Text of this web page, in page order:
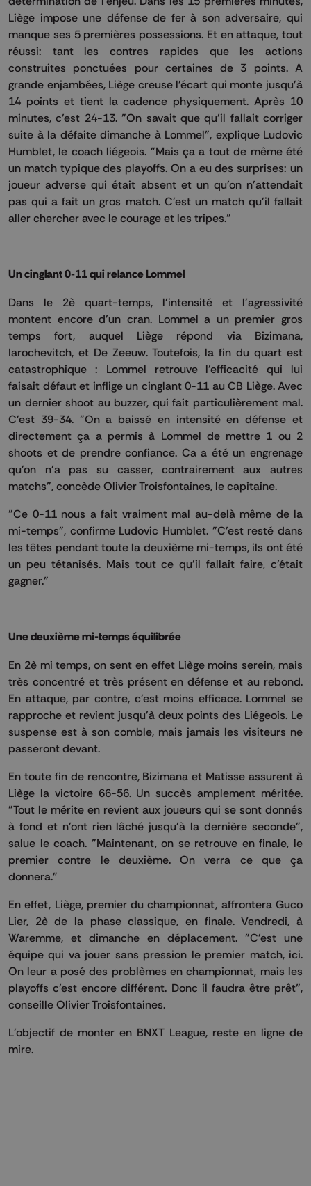
Liège impose une défense de fer à son adversaire, qui
manque ses 5 premières possessions. Et en attaque, tout
réussi: tant les contres rapides que les actions
construites ponctuées pour certaines de 3 points. A
grande enjambées, Liège creuse l'écart qui monte jusqu'à
14 points et tient la cadence physiquement. Après 10
minutes, c'est 24-13. "On savait que qu'il fallait corriger
suite à la défaite dimanche à Lommel", explique Ludovic
Humblet, le coach liégeois. "Mais ça a tout de même été
un match typique des playoffs. On a eu des surprises: un
joueur adverse qui était absent et un qu'on n'attendait
pas qui a fait un gros match. C'est un match qu'il fallait
aller chercher avec le courage et les tripes."
Un cinglant 0-11 qui relance Lommel
Dans le 2è quart-temps, l'intensité et l'agressivité
montent encore d'un cran. Lommel a un premier gros
temps fort, auquel Liège répond via Bizimana,
Iarochevitch, et De Zeeuw. Toutefois, la fin du quart est
catastrophique : Lommel retrouve l'efficacité qui lui
faisait défaut et inflige un cinglant 0-11 au CB Liège. Avec
un dernier shoot au buzzer, qui fait particulièrement mal.
C'est 39-34. "On a baissé en intensité en défense et
directement ça a permis à Lommel de mettre 1 ou 2
shoots et de prendre confiance. Ca a été un engrenage
qu'on n'a pas su casser, contrairement aux autres
matchs", concède Olivier Troisfontaines, le capitaine.
"Ce 0-11 nous a fait vraiment mal au-delà même de la
mi-temps", confirme Ludovic Humblet. "C'est resté dans
les têtes pendant toute la deuxième mi-temps, ils ont été
un peu tétanisés. Mais tout ce qu'il fallait faire, c'était
gagner."
Une deuxième mi-temps équilibrée
En 2è mi temps, on sent en effet Liège moins serein, mais
très concentré et très présent en défense et au rebond.
En attaque, par contre, c'est moins efficace. Lommel se
rapproche et revient jusqu'à deux points des Liégeois. Le
suspense est à son comble, mais jamais les visiteurs ne
passeront devant.
En toute fin de rencontre, Bizimana et Matisse assurent à
Liège la victoire 66-56. Un succès amplement méritée.
"Tout le mérite en revient aux joueurs qui se sont donnés
à fond et n'ont rien lâché jusqu'à la dernière seconde",
salue le coach. "Maintenant, on se retrouve en finale, le
premier contre le deuxième. On verra ce que ça
donnera."
En effet, Liège, premier du championnat, affrontera Guco
Lier, 2è de la phase classique, en finale. Vendredi, à
Waremme, et dimanche en déplacement. "C'est une
équipe qui va jouer sans pression le premier match, ici.
On leur a posé des problèmes en championnat, mais les
playoffs c'est encore différent. Donc il faudra être prêt",
conseille Olivier Troisfontaines.
L'objectif de monter en BNXT League, reste en ligne de
mire.